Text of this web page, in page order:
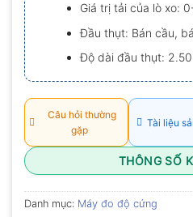
Giá trị tải của lò xo:
Đầu thụt: Bán cầu,
Độ dài đầu thụt: 2.50
Câu hỏi thường
gặp
Tài liệu
THÔNG SỐ
Danh mục: Máy đo độ cứng